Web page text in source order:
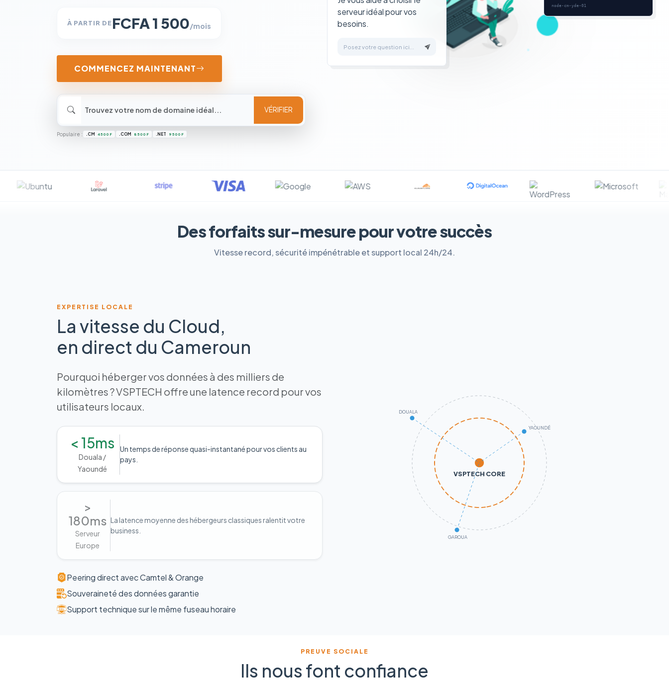
À PARTIR DEFCFA 1 500/mois
COMMENCEZ MAINTENANT
VÉRIFIER
Populaire : .CM 4 500 F .COM 8 500 F .NET 9 500 F
serveur idéal pour vos
besoins.
Posez votre question ici...
node-cm-yde-01
Des forfaits sur-mesure pour votre succès
Vitesse record, sécurité impénétrable et support local 24h/24.
EXPERTISE LOCALE
La vitesse du Cloud,
en direct du Cameroun
Pourquoi héberger vos données à des milliers de
kilomètres ? VSPTECH offre une latence record pour vos
utilisateurs locaux.
< 15ms
Douala /
Yaoundé
Un temps de réponse quasi-instantané pour vos clients au
pays.
>
180ms
Serveur
Europe
La latence moyenne des hébergeurs classiques ralentit votre
business.
Peering direct avec Camtel & Orange
Souveraineté des données garantie
Support technique sur le même fuseau horaire
VSPTECH CORE
DOUALA
YAOUNDÉ
GAROUA
PREUVE SOCIALE
Ils nous font confiance